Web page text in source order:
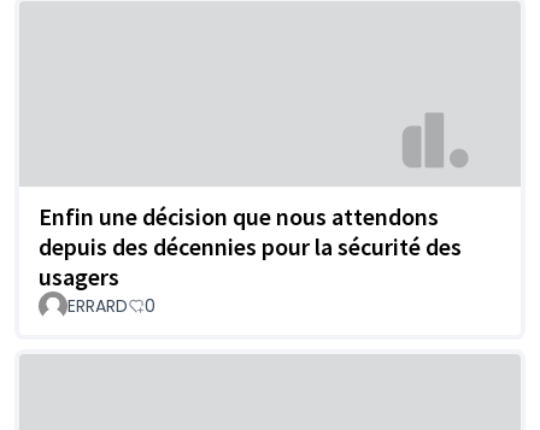
Enfin une décision que nous attendons
depuis des décennies pour la sécurité des
usagers
ERRARD 0